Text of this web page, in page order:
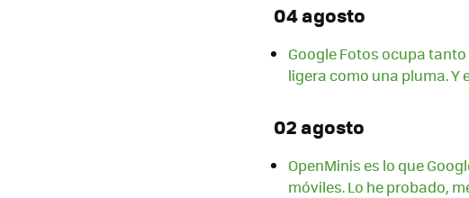
04 agosto
Google Fotos ocupa
ligera como una pluma. Y
02 agosto
OpenMinis es lo que
móviles. Lo he probado,